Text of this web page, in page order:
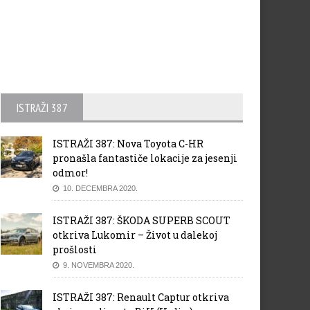
ISTRAŽI 387
ISTRAŽI 387: Nova Toyota C-HR
pronašla fantastiče lokacije za jesenji
odmor!
10. DECEMBRA 2020.
ISTRAŽI 387: ŠKODA SUPERB SCOUT
otkriva Lukomir – Život u dalekoj
prošlosti
9. NOVEMBRA 2020.
ISTRAŽI 387: Renault Captur otkriva